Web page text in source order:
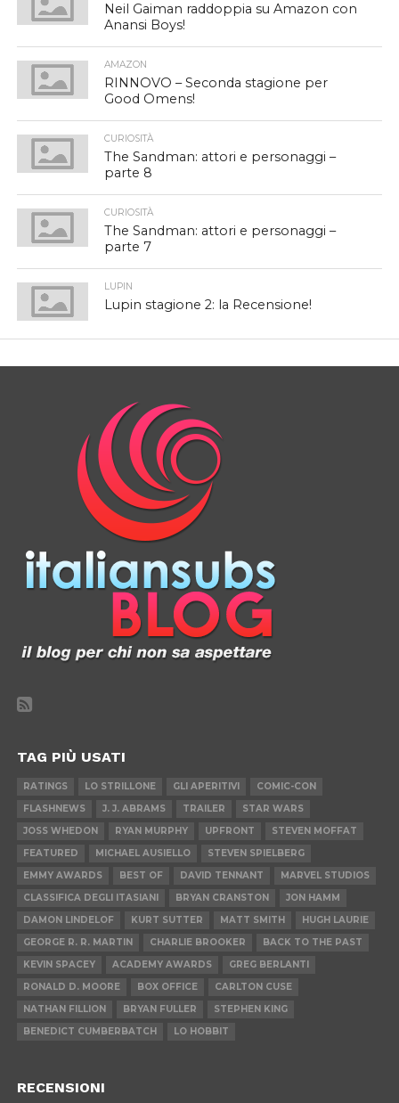
Neil Gaiman raddoppia su Amazon con
Anansi Boys!
AMAZON
RINNOVO – Seconda stagione per
Good Omens!
CURIOSITÀ
The Sandman: attori e personaggi –
parte 8
CURIOSITÀ
The Sandman: attori e personaggi –
parte 7
LUPIN
Lupin stagione 2: la Recensione!
TAG PIÙ USATI
RATINGS LO STRILLONE GLI APERITIVI
COMIC-CON
FLASHNEWS
J. J. ABRAMS TRAILER
STAR WARS
JOSS WHEDON
RYAN MURPHY UPFRONT
STEVEN MOFFAT
FEATURED
MICHAEL AUSIELLO
STEVEN SPIELBERG
EMMY AWARDS
BEST OF DAVID TENNANT
MARVEL STUDIOS
CLASSIFICA DEGLI ITASIANI
BRYAN CRANSTON
JON HAMM
DAMON LINDELOF
KURT SUTTER MATT SMITH
HUGH LAURIE
GEORGE R. R. MARTIN
CHARLIE BROOKER
BACK TO THE PAST
KEVIN SPACEY
ACADEMY AWARDS
GREG BERLANTI
RONALD D. MOORE
BOX OFFICE
CARLTON CUSE
NATHAN FILLION
BRYAN FULLER
STEPHEN KING
BENEDICT CUMBERBATCH
LO HOBBIT
RECENSIONI